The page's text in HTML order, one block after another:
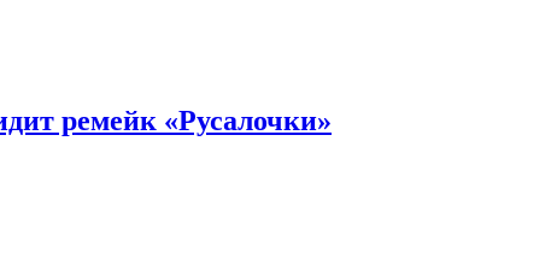
ремейк «Русалочки»